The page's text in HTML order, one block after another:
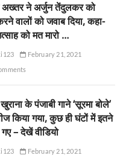
अख्तर ने अर्जुन तेंदुलकर को
वालों को जवाब दिया, कहा-
को मत मारो …
February 21, 2021
खुराना के पंजाबी गाने ‘सूरमा बोले’
किया गया, कुछ ही घंटों में इतने
– देखें वीडियो
February 21, 2021